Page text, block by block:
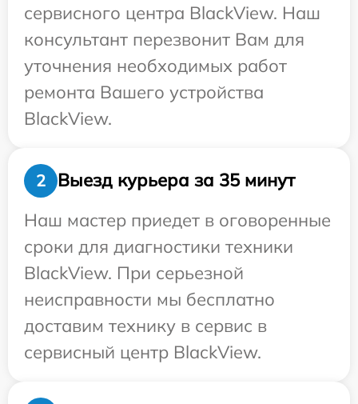
сервисного центра BlackView. Наш
консультант перезвонит Вам для
уточнения необходимых работ
ремонта Вашего устройства
BlackView.
2
Выезд курьера за 35 минут
Наш мастер приедет в оговоренные
сроки для диагностики техники
BlackView. При серьезной
неисправности мы бесплатно
доставим технику в сервис в
сервисный центр BlackView.